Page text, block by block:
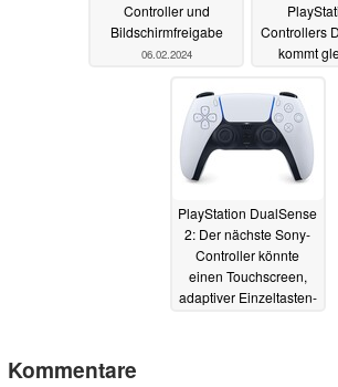
Controller und
Bildschirmfreigabe
06.02.2024
Controllers
kommt
Zubehör
PlayStation DualSense
2: Der nächste Sony-
Controller könnte
einen Touchscreen,
adaptiver Einzeltasten-
Kommentare